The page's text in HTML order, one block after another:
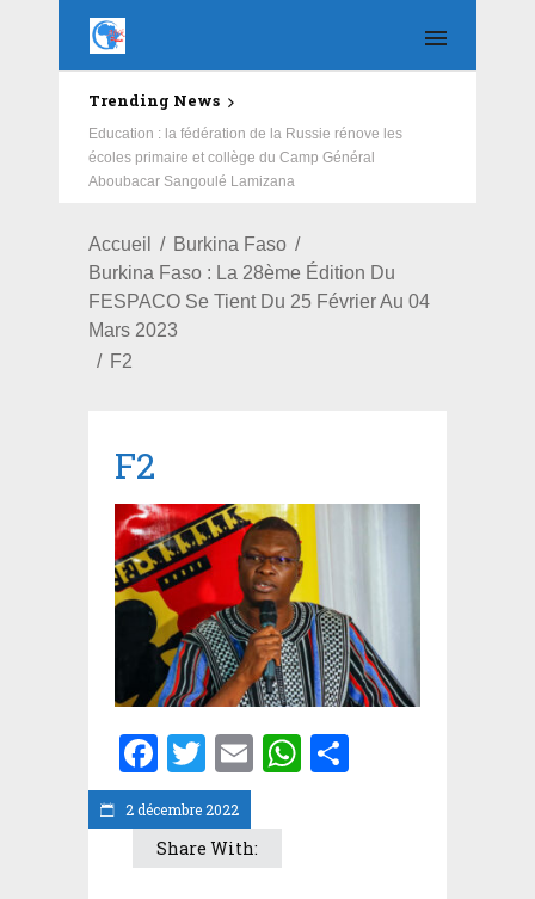
Trending News
Education : la fédération de la Russie rénove les
écoles primaire et collège du Camp Général
Aboubacar Sangoulé Lamizana
Accueil
Burkina Faso
Burkina Faso : La 28ème Édition Du
FESPACO Se Tient Du 25 Février Au 04
Mars 2023
F2
2 décembre 2022
F2
Facebook
Twitter
EmailWhatsApp
Share With: